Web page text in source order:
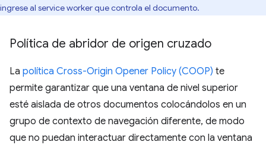
ingrese al service worker que controla el documento.
Política de abridor de origen cruzado
La política Cross-Origin Opener Policy (COOP) te
permite garantizar que una ventana de nivel superior
esté aislada de otros documentos colocándolos en un
grupo de contexto de navegación diferente, de modo
que no puedan interactuar directamente con la ventana